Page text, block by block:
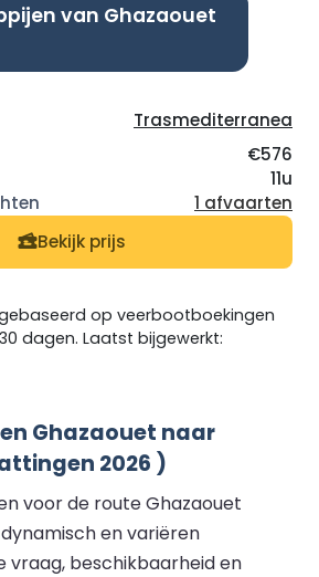
van Ghazaouet
Trasmediterranea
€576
11u
1 afvaarten
Bekijk prijs
op veerbootboekingen
dagen. Laatst bijgewerkt:
Ghazaouet naar
2026 )
voor de route Ghazaouet
en variëren
vraag, beschikbaarheid en